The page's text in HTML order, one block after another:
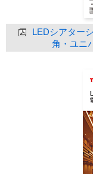
LEDシアター
角・ユニ